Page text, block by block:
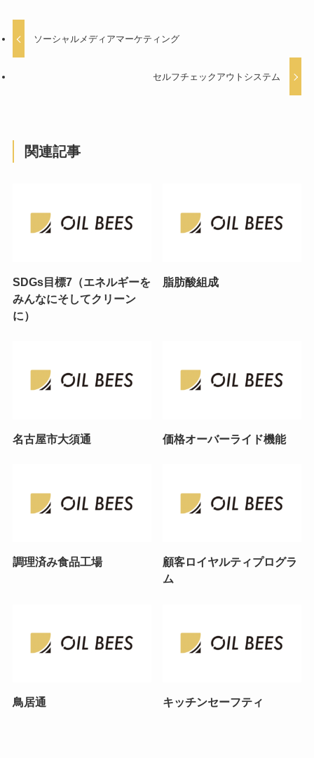
ソーシャルメディアマーケティング
セルフチェックアウトシステム
関連記事
SDGs目標7（エネルギーを
みんなにそしてクリーン
に）
脂肪酸組成
名古屋市大須通 価格オーバーライド機能
調理済み食品工場
顧客ロイヤルティプログラ
ム
鳥居通 キッチンセーフティ